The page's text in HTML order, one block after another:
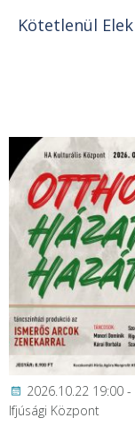
Kötetlenül
2026.10.22 19:00 -
Ifjúsági Központ